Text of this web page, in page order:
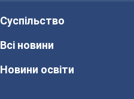
Суспільство
Всі новини
Новини освіти